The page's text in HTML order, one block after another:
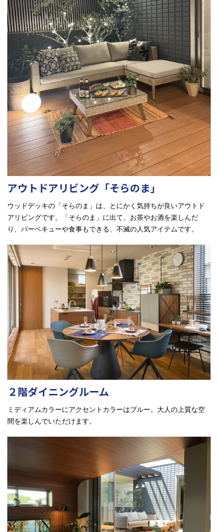
アウトドアリビング「そらのま」
ウッドデッキの「そらのま」は、とにかく気持ちが良いアウトド
アリビングです。「そらのま」に出て、お茶やお酒を楽しんだ
り、バーベキューや食事もできる、不滅の人気アイテムです。
２階ダイニングルーム
ミディアムカラーにアクセントカラーはブルー。大人の上質な空
間を楽しんでいただけます。